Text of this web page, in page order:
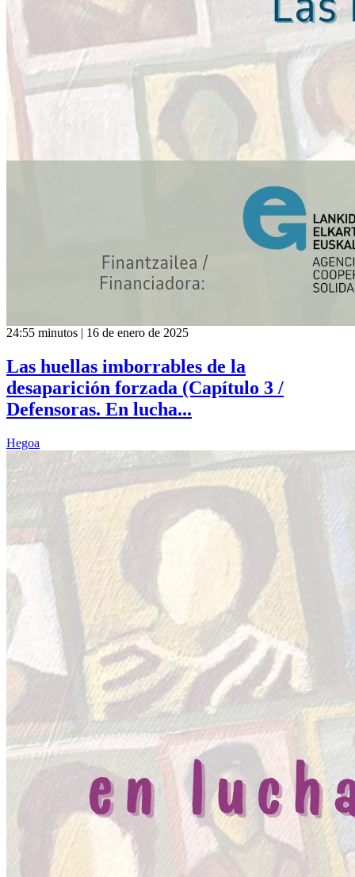
24:55 minutos | 16 de enero de 2025
Las huellas imborrables de la
desaparición forzada (Capítulo 3 /
Defensoras. En lucha...
Hegoa